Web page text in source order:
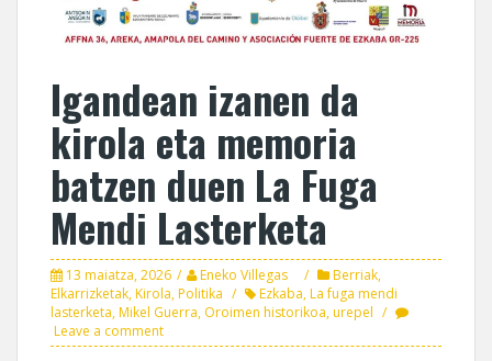
Igandean izanen da
kirola eta memoria
batzen duen La Fuga
Mendi Lasterketa
13 maiatza, 2026 Eneko Villegas Berriak,
Elkarrizketak,Kirola,Politika Ezkaba,La fuga mendi
lasterketa,Mikel Guerra, Oroimen historikoa,urepel
Leave a comment